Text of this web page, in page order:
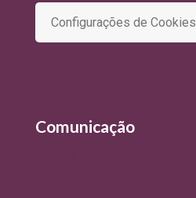
Configurações de Cookies
Comunicação